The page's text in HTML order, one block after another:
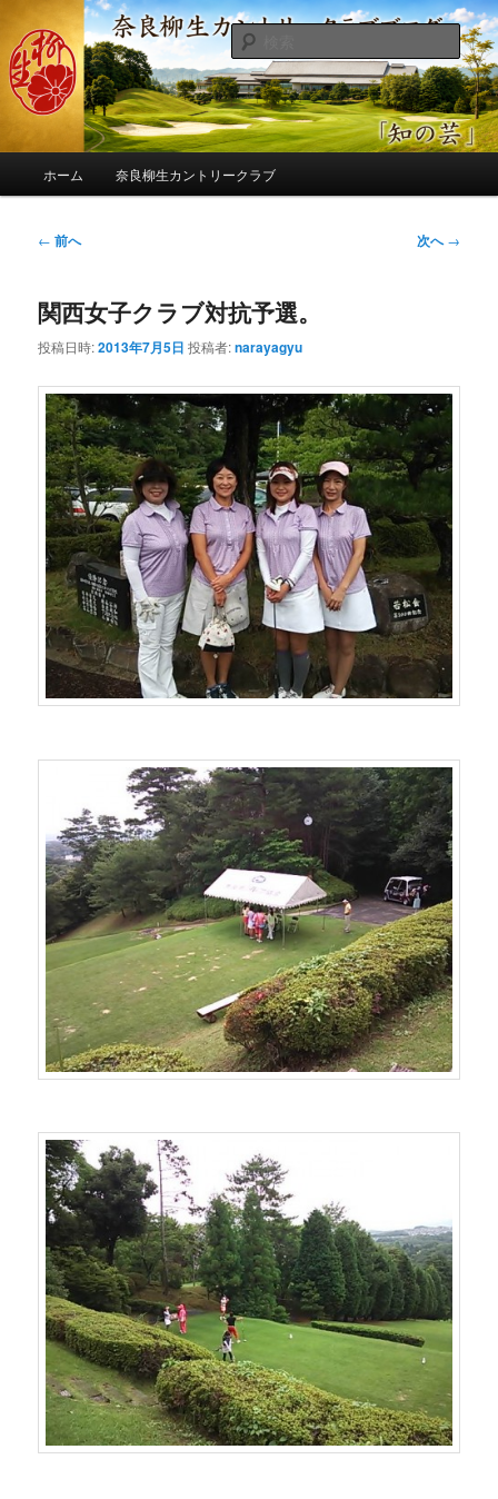
ン
コ
ン
へ
奈良柳生カントリークラブ総支配人
ブログ
季節の話題、クラブの出来事、コースの改修・更新作業、ゴルフに関する随
筆、喜怒哀楽などを気まぐれに発信します。
検
索
ホーム 奈良柳生カントリークラブ
投
ビ
ゲ
ー
ョ
ン
← 前へ 次へ→
関西女子クラブ対抗予選。
投稿日時:2013年7月5日 投稿者:narayagyu